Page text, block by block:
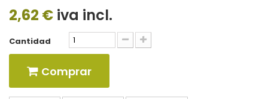
2,62 € iva incl.
Cantidad
Comprar